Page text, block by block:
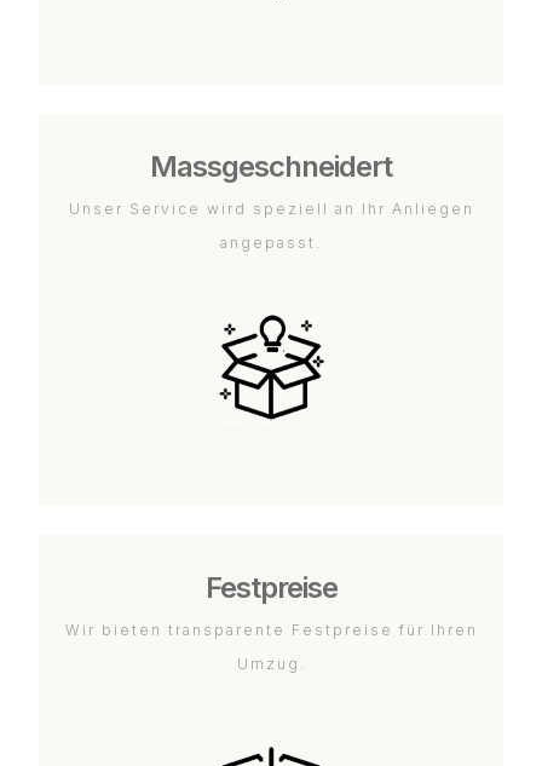
Massgeschneidert
Unser Service wird speziell an Ihr Anliegen
angepasst.
Festpreise
Wir bieten transparente Festpreise für Ihren
Umzug.